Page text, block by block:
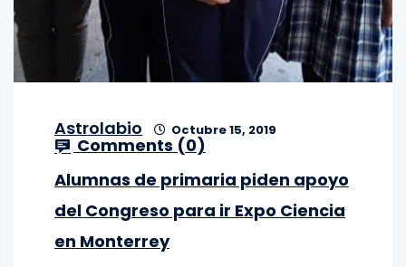
Astrolabio Octubre 15, 2019
Comments (0)
Alumnas de primaria piden apoyo
del Congreso para ir Expo Ciencia
en Monterrey